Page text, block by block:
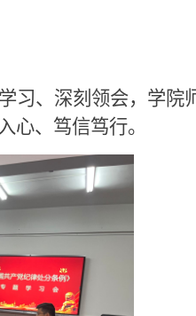
习、深刻领会，学院
心、笃信笃行。